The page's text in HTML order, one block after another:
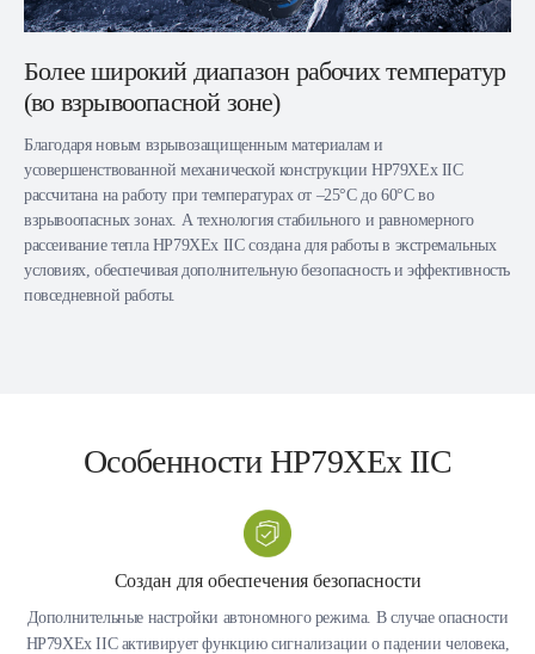
Более широкий диапазон рабочих температур
(во взрывоопасной зоне)
Благодаря новым взрывозащищенным материалам и
усовершенствованной механической конструкции HP79XEx IIC
рассчитана на работу при температурах от –25°C до 60°C во
взрывоопасных зонах. А технология стабильного и равномерного
рассеивание тепла HP79XEx IIC создана для работы в экстремальных
условиях, обеспечивая дополнительную безопасность и эффективность
повседневной работы.
Особенности HP79XEx IIC
Создан для обеспечения безопасности
Дополнительные настройки автономного режима. В случае опасности
HP79XEx IIC активирует функцию сигнализации о падении человека,